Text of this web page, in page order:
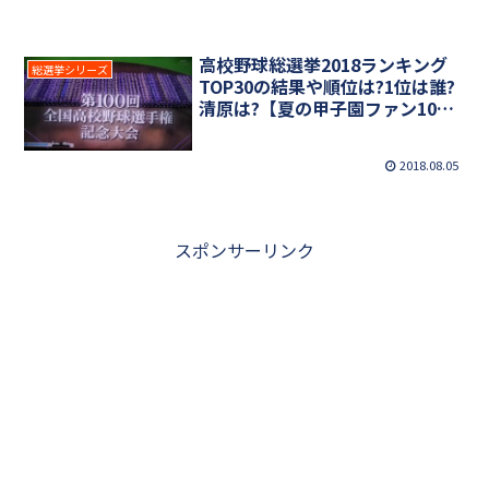
総選挙シリーズ
高校野球総選挙2018ランキング
TOP30の結果や順位は?1位は誰?
清原は?【夏の甲子園ファン10万
2018.08.05
スポンサーリンク